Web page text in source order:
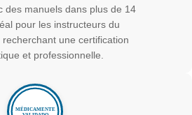
des manuels dans plus de 14
pour les instructeurs du
une certification
et professionnelle.